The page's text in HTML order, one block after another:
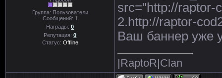
Группа: Пользователи
Сообщений: 1
Награды:0
Репутация:0
Статус: Offline
src="http://raptor-
2.http://raptor-
Ваш баннер уже
|RaptoR|Clan